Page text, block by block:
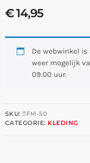
€14,95
De webwinkel
weer mogelijk
09.00 uur.
SKU:TFM-50
CATEGORIE: KLEDING